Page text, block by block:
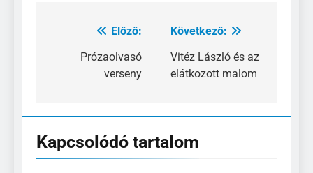
Bejegyzés
navigáció
Előző:
Prózaolvasó
verseny
Következő:
Vitéz László és az
elátkozott malom
Kapcsolódó tartalom